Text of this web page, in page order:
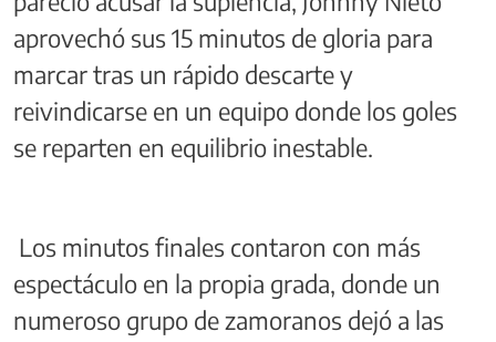
aprovechó sus 15 minutos de gloria para
marcar tras un rápido descarte y
reivindicarse en un equipo donde los goles
se reparten en equilibrio inestable.
Los minutos finales contaron con más
espectáculo en la propia grada, donde un
numeroso grupo de zamoranos dejó a las